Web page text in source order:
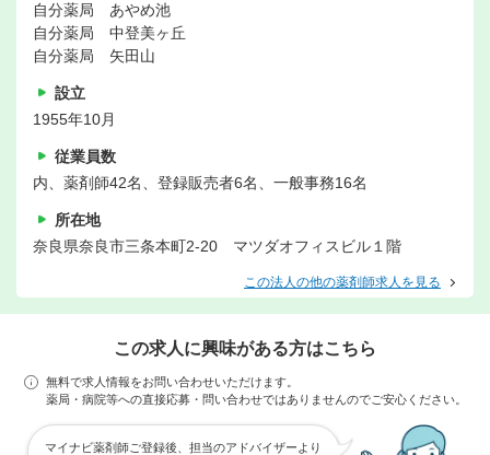
自分薬局 あやめ池
自分薬局 中登美ヶ丘
自分薬局 矢田山
設立
1955年10月
従業員数
内、薬剤師42名、登録販売者6名、一般事務16名
所在地
奈良県奈良市三条本町2-20 マツダオフィスビル１階
この法人の他の薬剤師求人を見る
この求人に興味がある方はこちら
無料で求人情報をお問い合わせいただけます。
薬局・病院等への直接応募・問い合わせではありませんのでご安心ください。
マイナビ薬剤師ご登録後、担当のアドバイザーより